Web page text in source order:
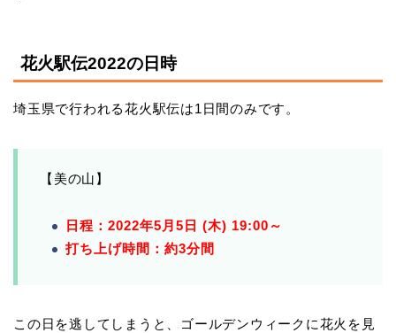
花火駅伝2022の日時
埼玉県で行われる花火駅伝は1日間のみです。
【美の山】
日程：2022年5月5日 (木) 19:00～
打ち上げ時間：約3分間
この日を逃してしまうと、ゴールデンウィークに花火を見